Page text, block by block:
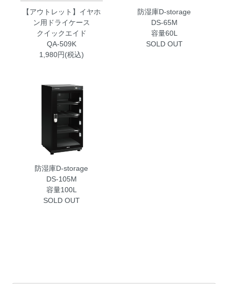
【アウトレット】イヤホ
ン用ドライケース
クイックエイド
QA-509K
1,980円(税込)
防湿庫D-storage
DS-65M
容量60L
SOLD OUT
防湿庫D-storage
DS-105M
容量100L
SOLD OUT